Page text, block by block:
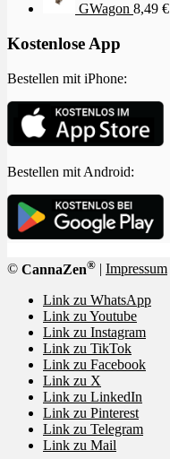
GWagon 8,49 €
Kostenlose App
Bestellen mit iPhone:
Bestellen mit Android:
© CannaZen® Impressum
Link zu WhatsApp
Link zu Youtube
Link zu Instagram
Link zu TikTok
Link zu Facebook
Link zu X
Link zu LinkedIn
Link zu Pinterest
Link zu Telegram
Link zu Mail